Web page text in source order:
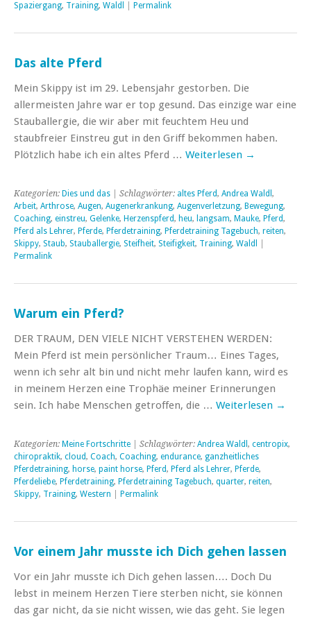
Spaziergang, Training, Waldl Permalink
Das alte Pferd
Mein Skippy ist im 29. Lebensjahr gestorben. Die
allermeisten Jahre war er top gesund. Das einzige war eine
Stauballergie, die wir aber mit feuchtem Heu und
staubfreier Einstreu gut in den Griff bekommen haben.
Plötzlich habe ich ein altes Pferd … Weiterlesen →
Kategorien: Dies und das | Schlagwörter: altes Pferd, Andrea Waldl ,
Arbeit, Arthrose, Augen, Augenerkrankung, Augenverletzung, Bewegung,
Coaching, einstreu, Gelenke, Herzenspferd, heu, langsam, Mauke, Pferd,
Pferd als Lehrer, Pferde, Pferdetraining, Pferdetraining Tagebuch, reiten,
Skippy, Staub, Stauballergie, Steifheit, Steifigkeit, Training, Waldl
Permalink
Warum ein Pferd?
DER TRAUM, DEN VIELE NICHT VERSTEHEN WERDEN:
Mein Pferd ist mein persönlicher Traum… Eines Tages,
wenn ich sehr alt bin und nicht mehr laufen kann, wird es
in meinem Herzen eine Trophäe meiner Erinnerungen
sein. Ich habe Menschen getroffen, die … Weiterlesen →
Kategorien: Meine Fortschritte | Schlagwörter: Andrea Waldl , centropix,
chiropraktik, cloud, Coach, Coaching, endurance, ganzheitliches
Pferdetraining, horse, paint horse, Pferd, Pferd als Lehrer, Pferde,
Pferdeliebe, Pferdetraining, Pferdetraining Tagebuch, quarter, reiten,
Skippy, Training, Western Permalink
Vor einem Jahr musste ich Dich gehen lassen
Vor ein Jahr musste ich Dich gehen lassen…. Doch Du
lebst in meinem Herzen Tiere sterben nicht, sie können
das gar nicht, da sie nicht wissen, wie das geht. Sie legen